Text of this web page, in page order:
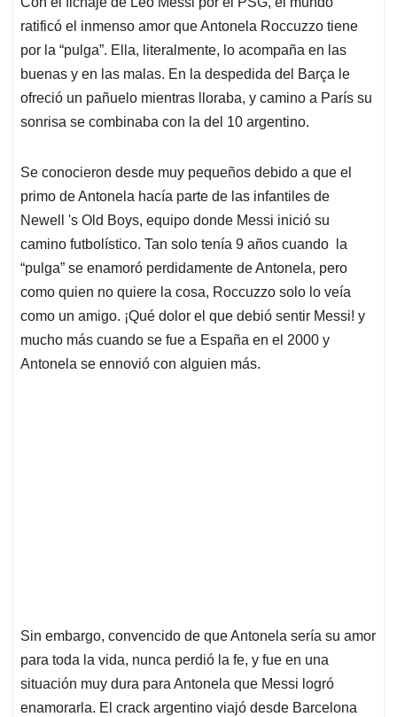
s
A
p
p
b
o
o
k
e
d
I
n
l
a
d
s
ratificó el inmenso amor que Antonela Roccuzzo tiene
por la “pulga”. Ella, literalmente, lo acompaña en las
buenas y en las malas. En la despedida del Barça le
ofreció un pañuelo mientras lloraba, y camino a París su
sonrisa se combinaba con la del 10 argentino.
Se conocieron desde muy pequeños debido a que el
primo de Antonela hacía parte de las infantiles de
Newell 's Old Boys, equipo donde Messi inició su
camino futbolístico. Tan solo tenía 9 años cuando la
“pulga” se enamoró perdidamente de Antonela, pero
como quien no quiere la cosa, Roccuzzo solo lo veía
como un amigo. ¡Qué dolor el que debió sentir Messi! y
mucho más cuando se fue a España en el 2000 y
Antonela se ennovió con alguien más.
Sin embargo, convencido de que Antonela sería su amor
para toda la vida, nunca perdió la fe, y fue en una
situación muy dura para Antonela que Messi logró
enamorarla. El crack argentino viajó desde Barcelona